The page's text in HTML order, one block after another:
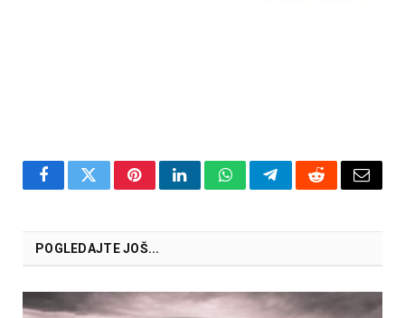
FacebookTwitterPinterestLinkedInWhatsAppTelegramRedditEmail
POGLEDAJTE JOŠ...